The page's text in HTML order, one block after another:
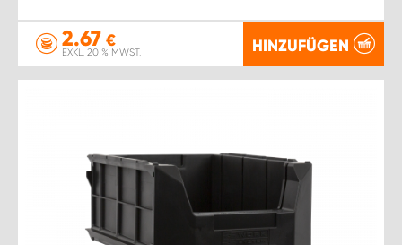
2.67 €
EXKL. 20 % MWST. HINZUFÜGEN